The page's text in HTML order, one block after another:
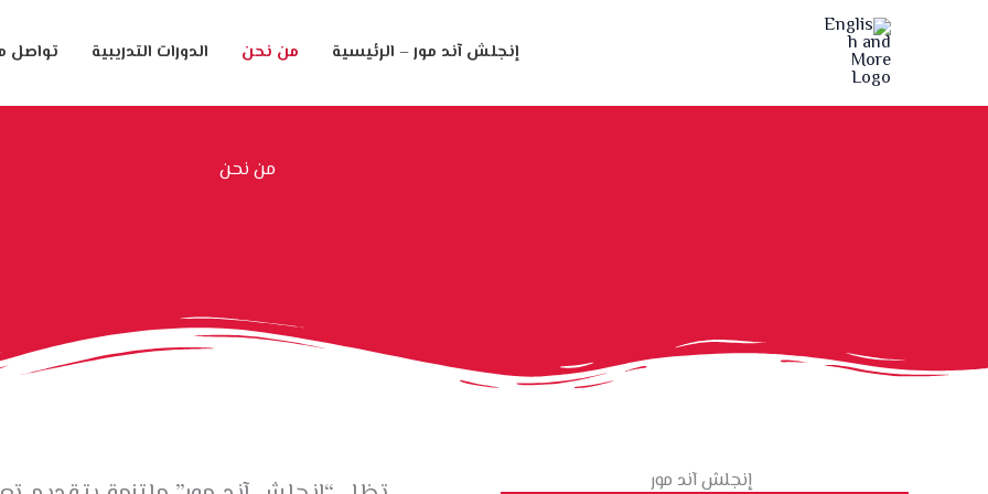
إنجلش آند مور – الرئيسية من نحن الدورات التدريبية تواصل
من نحن
إنجلش آند مور